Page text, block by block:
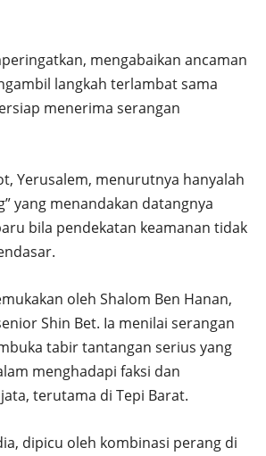
mengabaikan ancaman
langkah terlambat sama
menerima serangan
Yerusalem, menurutnya hanyalah
yang menandakan datangnya
bila pendekatan keamanan tidak
oleh Shalom Ben Hanan,
Shin Bet. Ia menilai serangan
tabir tantangan serius yang
menghadapi faksi dan
terutama di Tepi Barat.
dipicu oleh kombinasi perang di